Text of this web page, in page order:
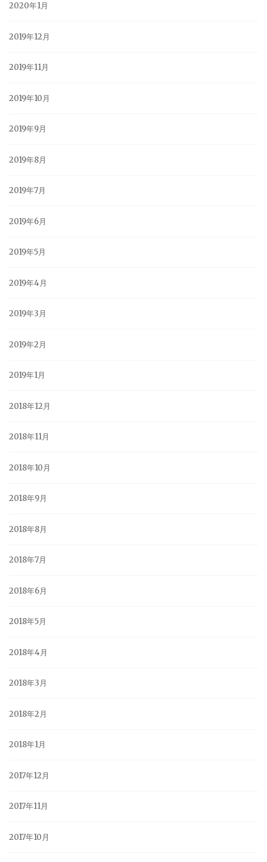
2020年1月
2019年12月
2019年11月
2019年10月
2019年9月
2019年8月
2019年7月
2019年6月
2019年5月
2019年4月
2019年3月
2019年2月
2019年1月
2018年12月
2018年11月
2018年10月
2018年9月
2018年8月
2018年7月
2018年6月
2018年5月
2018年4月
2018年3月
2018年2月
2018年1月
2017年12月
2017年11月
2017年10月